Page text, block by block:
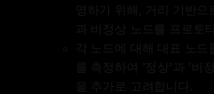
영하기 위해, 거리 기반으
과 비정상 노드를 프로토
각 노드에 대해 대표 노드
를 측정하여 '정상'과 '비
을 추가로 고려합니다.